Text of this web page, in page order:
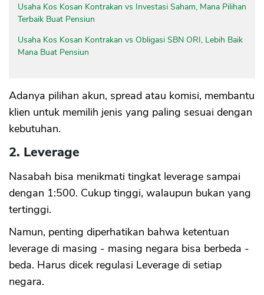
Usaha Kos Kosan Kontrakan vs Investasi Saham, Mana Pilihan
Terbaik Buat Pensiun
Usaha Kos Kosan Kontrakan vs Obligasi SBN ORI, Lebih Baik
Mana Buat Pensiun
Adanya pilihan akun, spread atau komisi, membantu
klien untuk memilih jenis yang paling sesuai dengan
kebutuhan.
2. Leverage
Nasabah bisa menikmati tingkat leverage sampai
dengan 1:500. Cukup tinggi, walaupun bukan yang
tertinggi.
Namun, penting diperhatikan bahwa ketentuan
leverage di masing - masing negara bisa berbeda -
beda. Harus dicek regulasi Leverage di setiap
negara.